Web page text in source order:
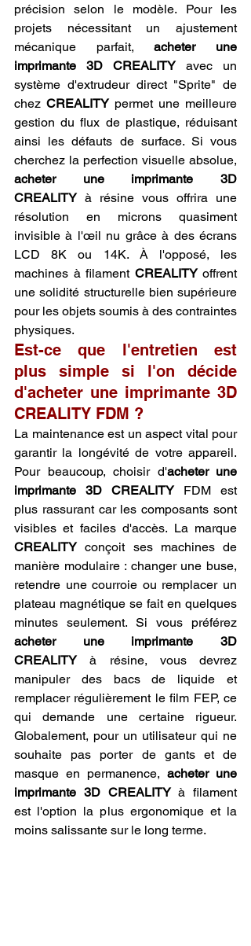
précision selon le modèle. Pour les
projets nécessitant un ajustement
mécanique parfait, acheter une
imprimante 3D CREALITY avec un
système d'extrudeur direct "Sprite" de
chez CREALITY permet une meilleure
gestion du flux de plastique, réduisant
ainsi les défauts de surface. Si vous
acheter une imprimante 3D
CREALITY à résine vous offrira une
résolution en microns quasiment
invisible à l'œil nu grâce à des écrans
LCD 8K ou 14K. À l'opposé, les
machines à filament CREALITY offrent
une solidité structurelle bien supérieure
pour les objets soumis à des contraintes
physiques.
Est-ce que l'entretien est
plus simple si l'on décide
d'acheter une imprimante 3D
CREALITY FDM ?
La maintenance est un aspect vital pour
garantir la longévité de votre appareil.
Pour beaucoup, choisir d'acheter une
imprimante 3D CREALITY FDM est
plus rassurant car les composants sont
CREALITY conçoit ses machines de
manière modulaire : changer une buse,
retendre une courroie ou remplacer un
plateau magnétique se fait en quelques
acheter une imprimante 3D
CREALITY à résine, vous devrez
manipuler des bacs de liquide et
remplacer régulièrement le film FEP, ce
qui demande une certaine rigueur.
Globalement, pour un utilisateur qui ne
souhaite pas porter de gants et de
masque en permanence, acheter une
imprimante 3D CREALITY à filament
est l'option la plus ergonomique et la
moins salissante sur le long terme.